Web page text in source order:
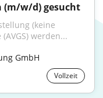
(m/w/d) gesucht
(keine
werden...
GmbH
Vollzeit